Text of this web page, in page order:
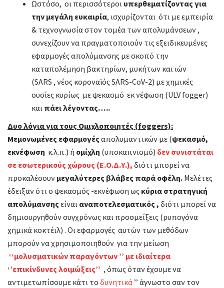
Ωστόσο, οι περισσότεροι υπερθεματίζοντας για
την μεγάλη ευκαιρία, ισχυρίζονται ότι με εμπειρία
& τεχνογνωσία στον τομέα των απολυμάνσεων ,
συνεχίζουν να πραγματοποιούν τις εξειδικευμένες
εφαρμογές απολύμανσης με σκοπό την
καταπολέμηση βακτηρίων, μυκήτων και ιών
(SARS , νέος κοροναϊός SARS-CoV-2) με χημικές
ουσίες κυρίως με ψεκασμό εκ νέφωση (ULV fogger)
και πάει λέγοντας…..
Δυο λόγια για τους Ομιχλοποιητές (foggers):
Μεμονωμένες εφαρμογές απολυμαντικών με (ψεκασμό,
εκνέφωση κ.λ.π.) ή ομίχλη (υποκαπνισμό) δεν συνιστάται
σε εσωτερικούς χώρους (Ε.Ο.Δ.Υ.), διότι μπορεί να
προκαλέσουν μεγαλύτερες βλάβες παρά οφέλη. Μελέτες
έδειξαν ότι ο ψεκασμός -εκνέφωση ωςκύρια στρατηγική
απολύμανσης είναι αναποτελεσματικός , διότι μπορεί να
δημιουργηθούν συγχρόνως και προσμείξεις (ρυπογόνα
χημικά κοκτέιλ) . Οι εφαρμογές αυτών των μεθόδων
μπορούν να χρησιμοποιηθούν για την μείωση
‘‘μολυσματικών παραγόντων ’’ με ιδιαίτερα
‘’επικίνδυνες λοιμώξεις’’ , όπως όταν έχουμε να
αντιμετωπίσουμε κάτι το δυνητικά’’ άγνωστο σαν τον